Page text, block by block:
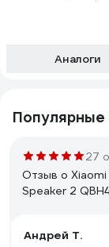
Аналоги
Популярные
27
Отзыв о
Speaker 2
Андрей Т.